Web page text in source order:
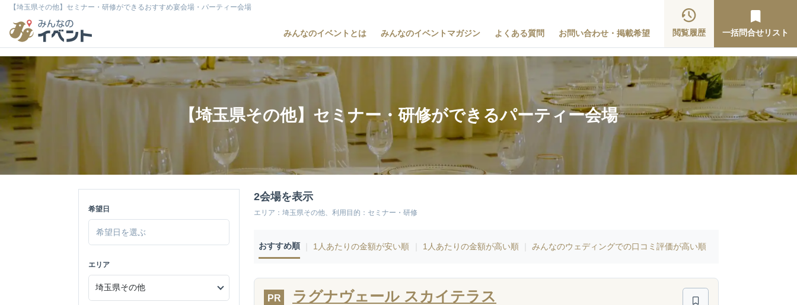
【埼玉県その他】セミナー・研修ができるおすすめ宴会場・パーティー会場
みんなのイベントとは みんなのイベントマガジン よくある質問 お問い合わせ・掲載希望 閲覧履歴 一括問合せリスト
【埼玉県その他】セミナー・研修ができるパーティー会場
希望日
エリア
2会場を表示
エリア：埼玉県その他、利用目的：セミナー・研修
おすすめ順 1人あたりの金額が安い順 1人あたりの金額が高い順 みんなのウェディングでの口コミ評価が高い順
PR ラグナヴェール スカイテラス